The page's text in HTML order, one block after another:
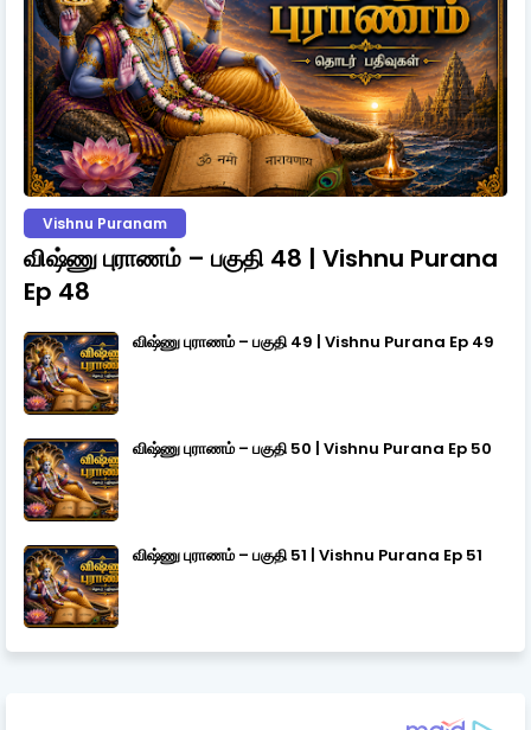
Vishnu Puranam
விஷ்ணு புராணம் – பகுதி 48 | Vishnu Purana
Ep 48
விஷ்ணு புராணம் – பகுதி 49 | Vishnu Purana Ep 49
விஷ்ணு புராணம் – பகுதி 50 | Vishnu Purana Ep 50
விஷ்ணு புராணம் – பகுதி 51 | Vishnu Purana Ep 51